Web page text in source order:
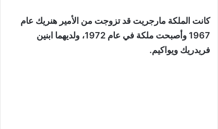
كانت الملكة مارجريت قد تزوجت من الأمير هنريك عام
1967 وأصبحت ملكة في عام 1972، ولديهما ابنين
فريدريك ويواكيم.